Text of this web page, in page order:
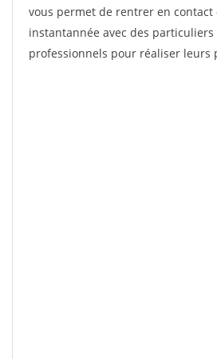
vous permet de rentrer en contact
instantannée avec des
professionnels pour réaliser leurs